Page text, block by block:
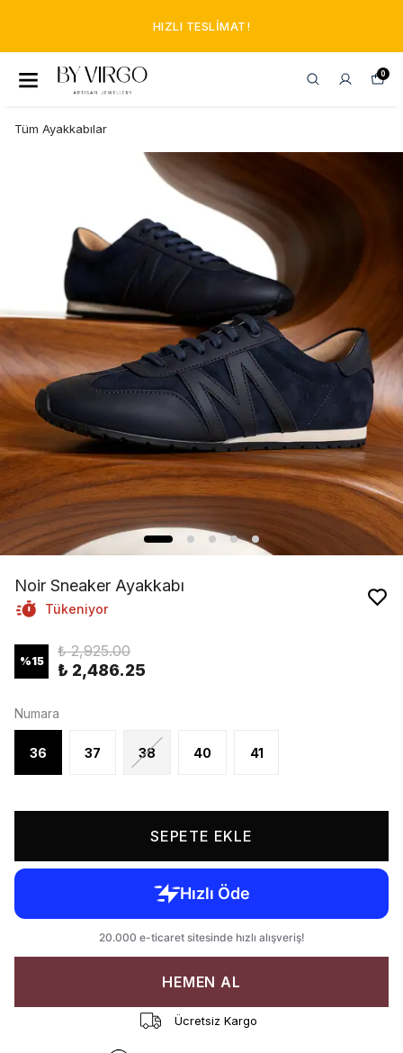
HIZLI TESLIMAT!
0
Tüm Ayakkabılar
Noir Sneaker Ayakkabı
Tükeniyor
%15
₺ 2,925.00
₺ 2,486.25
Numara
36 37 38 40 41
SEPETE EKLE
HEMEN AL
Ücretsiz Kargo